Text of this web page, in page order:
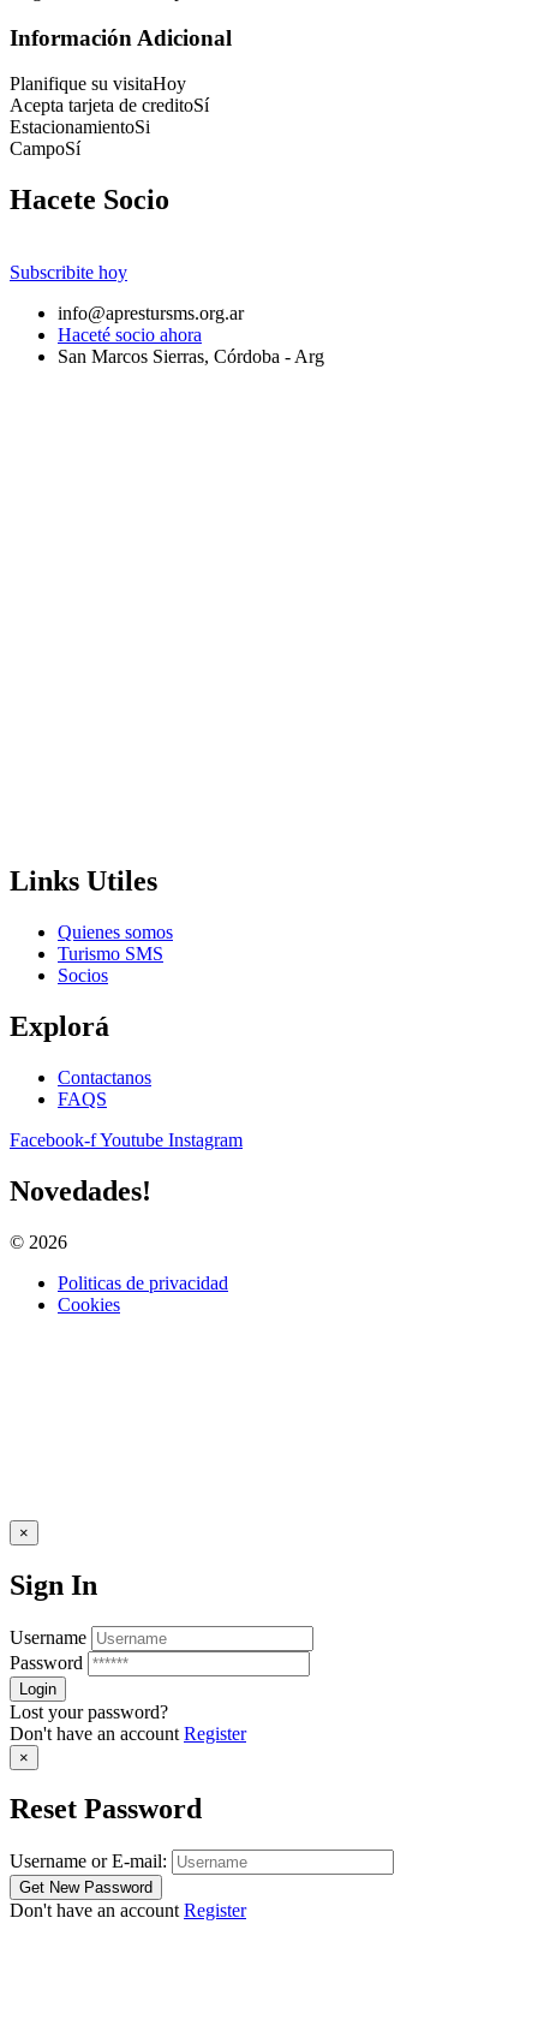
Información Adicional
Planifique su visitaHoy
Acepta tarjeta de creditoSí
EstacionamientoSi
CampoSí
Hacete Socio
Subscribite hoy
info@aprestursms.org.ar
Haceté socio ahora
San Marcos Sierras, Córdoba - Arg
Links Utiles
Quienes somos
Turismo SMS
Socios
Explorá
Contactanos
FAQS
Facebook-fYoutube Instagram
Novedades!
© 2026
Politicas de privacidad
Cookies
×
Sign In
Username
Password
Lost your password?
Don't have an account Register
×
Reset Password
Username or E-mail:
Don't have an account Register